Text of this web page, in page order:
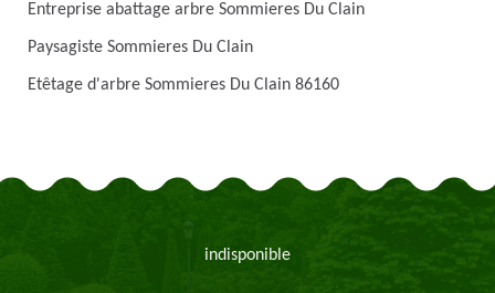
Entreprise abattage arbre Sommieres Du Clain
Paysagiste Sommieres Du Clain
Etêtage d'arbre Sommieres Du Clain 86160
indisponible